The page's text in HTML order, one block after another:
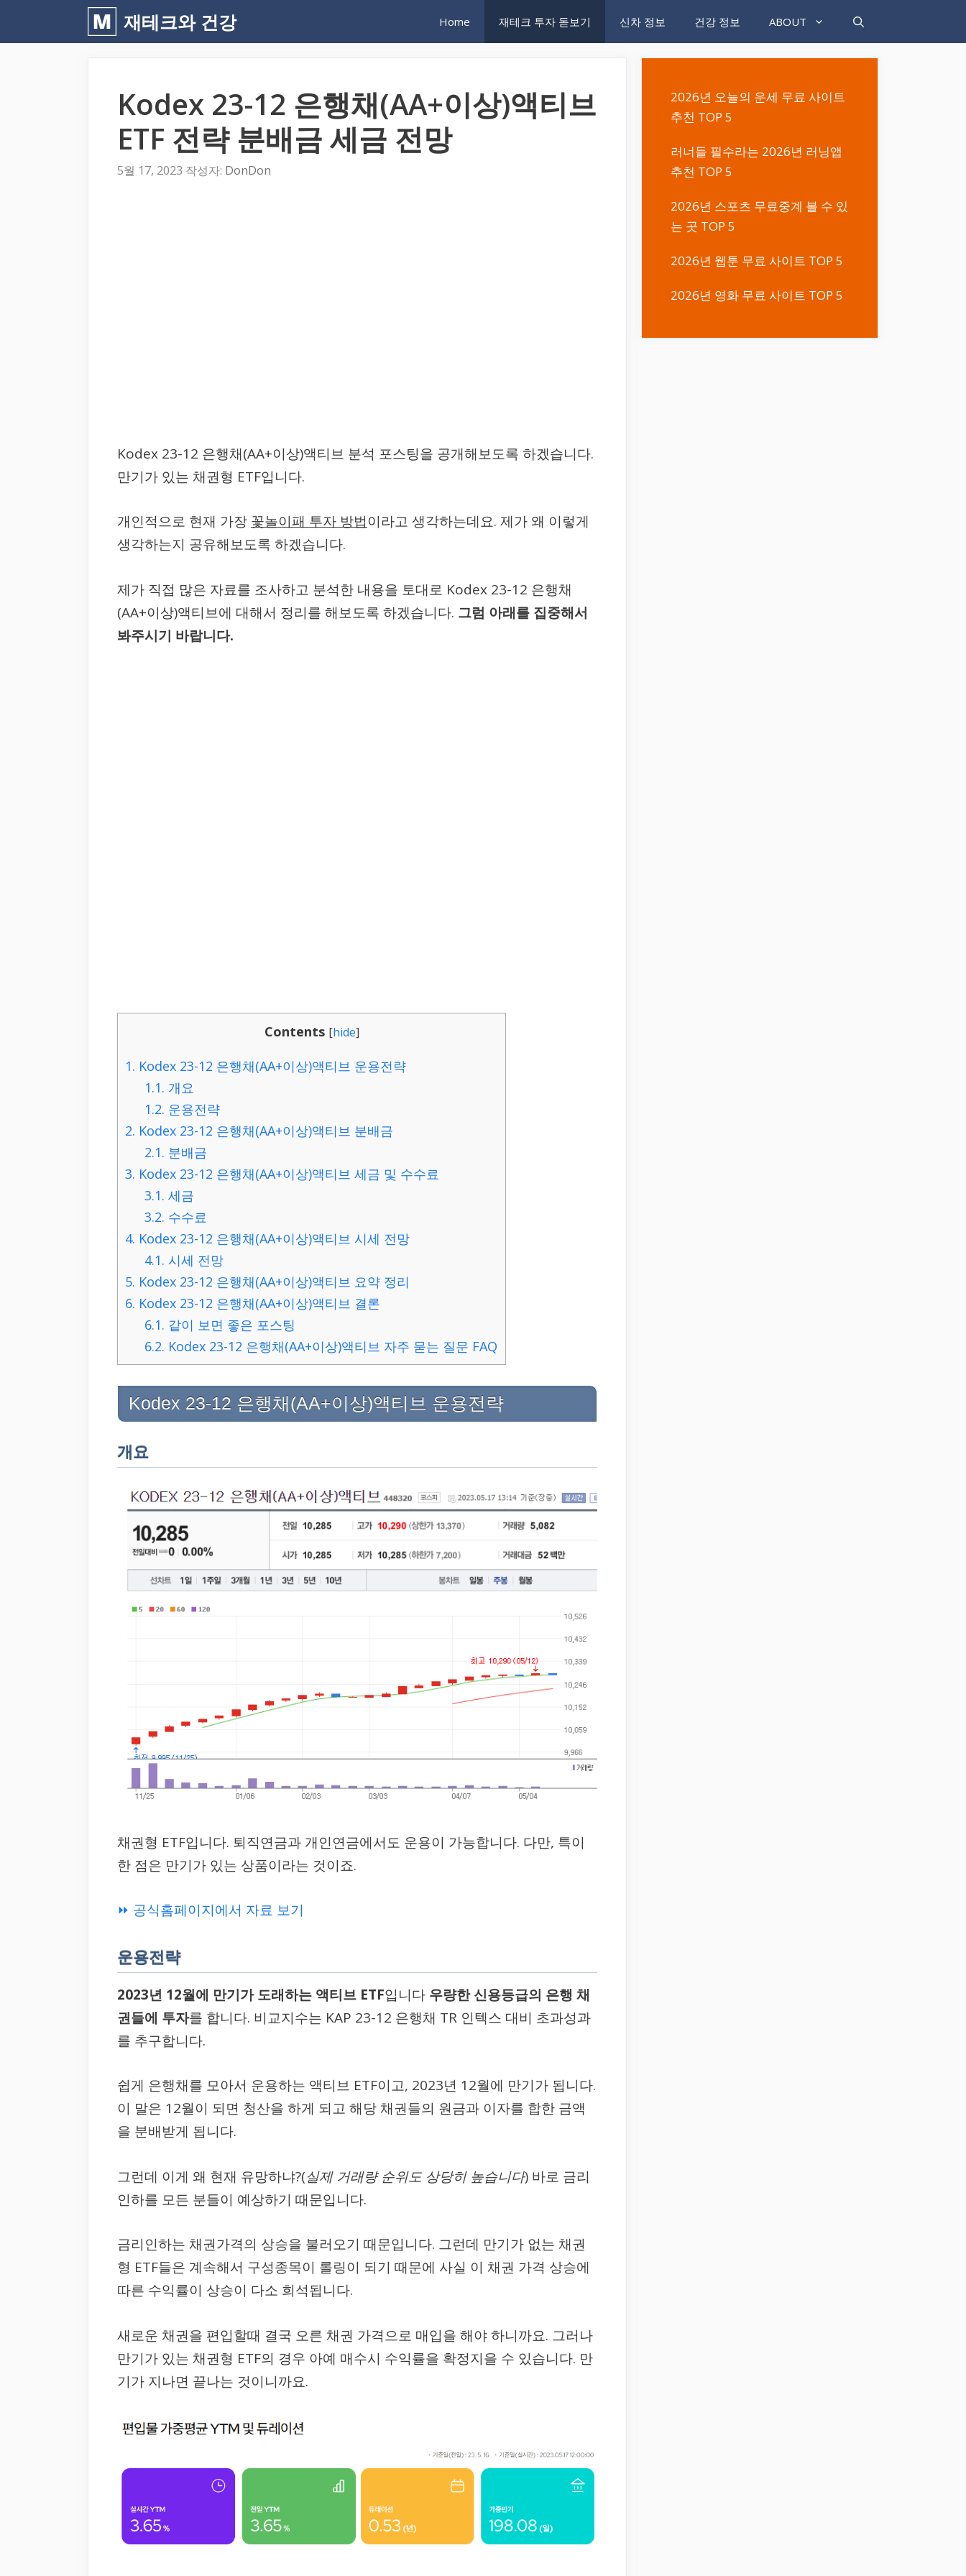
재테크와 건강 Home 재테크 투자 돋보기 신차 정보 건강 정보 ABOUT
Kodex 23-12 은행채(AA+이상)액티브
ETF 전략 분배금 세금 전망
5월 17, 2023 작성자: DonDon
Kodex 23-12 은행채(AA+이상)액티브 분석 포스팅을 공개해보도록 하겠습니다.
만기가 있는 채권형 ETF입니다.
개인적으로 현재 가장 꽃놀이패 투자 방법이라고 생각하는데요. 제가 왜 이렇게
생각하는지 공유해보도록 하겠습니다.
제가 직접 많은 자료를 조사하고 분석한 내용을 토대로 Kodex 23-12 은행채
(AA+이상)액티브에 대해서 정리를 해보도록 하겠습니다. 그럼 아래를 집중해서
봐주시기 바랍니다.
Contents [hide]
1. Kodex 23-12 은행채(AA+이상)액티브 운용전략
1.1. 개요
1.2. 운용전략
2. Kodex 23-12 은행채(AA+이상)액티브 분배금
2.1. 분배금
3. Kodex 23-12 은행채(AA+이상)액티브 세금 및 수수료
3.1. 세금
3.2. 수수료
4. Kodex 23-12 은행채(AA+이상)액티브 시세 전망
4.1. 시세 전망
5. Kodex 23-12 은행채(AA+이상)액티브 요약 정리
6. Kodex 23-12 은행채(AA+이상)액티브 결론
6.1. 같이 보면 좋은 포스팅
6.2. Kodex 23-12 은행채(AA+이상)액티브 자주 묻는 질문 FAQ
Kodex 23-12 은행채(AA+이상)액티브 운용전략
개요
채권형 ETF입니다. 퇴직연금과 개인연금에서도 운용이 가능합니다. 다만, 특이
한 점은 만기가 있는 상품이라는 것이죠.
⏩ 공식홈페이지에서 자료 보기
운용전략
2023년 12월에 만기가 도래하는 액티브 ETF입니다 우량한 신용등급의 은행 채
권들에 투자를 합니다. 비교지수는 KAP 23-12 은행채 TR 인텍스 대비 초과성과
를 추구합니다.
쉽게 은행채를 모아서 운용하는 액티브 ETF이고, 2023년 12월에 만기가 됩니다.
이 말은 12월이 되면 청산을 하게 되고 해당 채권들의 원금과 이자를 합한 금액
을 분배받게 됩니다.
그런데 이게 왜 현재 유망하냐?(실제 거래량 순위도 상당히 높습니다) 바로 금리
인하를 모든 분들이 예상하기 때문입니다.
금리인하는 채권가격의 상승을 불러오기 때문입니다. 그런데 만기가 없는 채권
형 ETF들은 계속해서 구성종목이 롤링이 되기 때문에 사실 이 채권 가격 상승에
따른 수익률이 상승이 다소 희석됩니다.
새로운 채권을 편입할때 결국 오른 채권 가격으로 매입을 해야 하니까요. 그러나
만기가 있는 채권형 ETF의 경우 아예 매수시 수익률을 확정지을 수 있습니다. 만
기가 지나면 끝나는 것이니까요.
2026년 오늘의 운세 무료 사이트
추천 TOP 5
러너들 필수라는 2026년 러닝앱
추천 TOP 5
2026년 스포츠 무료중계 볼 수 있
는 곳 TOP 5
2026년 웹툰 무료 사이트 TOP 5
2026년 영화 무료 사이트 TOP 5